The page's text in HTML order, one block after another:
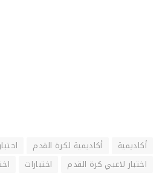
أكاديمية أكاديمية لكرة القدم
اختبار لاعبي كرة القدم
اختبارات